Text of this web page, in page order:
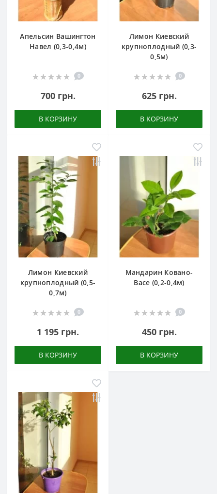
Апельсин Вашингтон
Навел (0,3-0,4м)
0
700 грн.
В КОРЗИНУ
Лимон Киевский
крупноплодный (0,3-
0,5м)
0
625 грн.
В КОРЗИНУ
Лимон Киевский
крупноплодный (0,5-
0,7м)
0
1 195 грн.
В КОРЗИНУ
Мандарин Ковано-
Васе (0,2-0,4м)
0
450 грн.
В КОРЗИНУ